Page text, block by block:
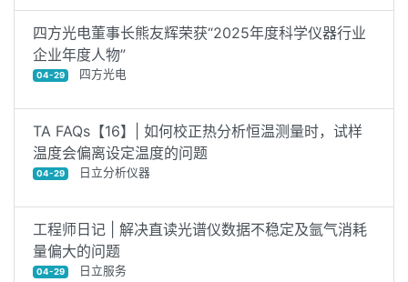
四方光电董事长熊友辉荣获“2025年度科学仪器行业
企业年度人物”
04-29 四方光电
TA FAQs【16】| 如何校正热分析恒温测量时，试样
温度会偏离设定温度的问题
04-29 日立分析仪器
工程师日记 | 解决直读光谱仪数据不稳定及氩气消耗
量偏大的问题
04-29 日立服务